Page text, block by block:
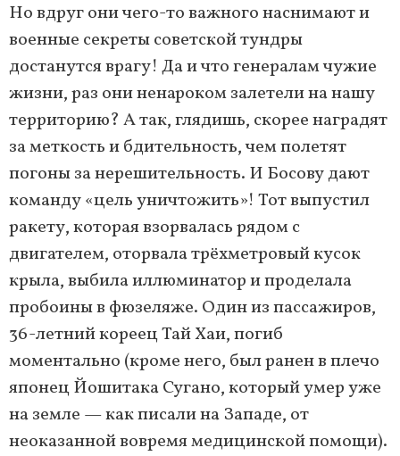
Но вдруг они чего-то важного наснимают и
военные секреты советской тундры
достанутся врагу! Да и что генералам чужие
жизни, раз они ненароком залетели на нашу
территорию? А так, глядишь, скорее наградят
за меткость и бдительность, чем полетят
погоны за нерешительность. И Босову дают
команду «цель уничтожить»! Тот выпустил
ракету, которая взорвалась рядом с
двигателем, оторвала трёхметровый кусок
крыла, выбила иллюминатор и проделала
пробоины в фюзеляже. Один из пассажиров,
36-летний кореец Тай Хаи, погиб
моментально (кроме него, был ранен в плечо
японец Йошитака Сугано, который умер уже
на земле — как писали на Западе, от
неоказанной вовремя медицинской помощи).